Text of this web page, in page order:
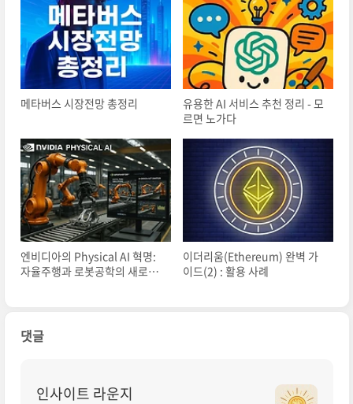
메타버스 시장전망 총정리
유용한 AI 서비스 추천 정리 - 모
르면 노가다
엔비디아의 Physical AI 혁명:
자율주행과 로봇공학의 새로운
이더리움(Ethereum) 완벽 가
이드(2) : 활용 사례
댓글
인사이트 라운지